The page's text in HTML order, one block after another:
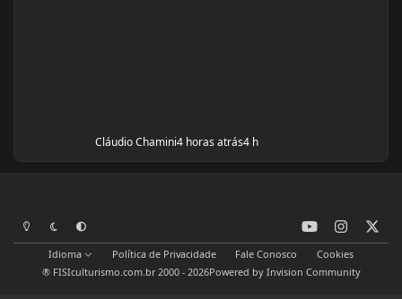
Cláudio Chamini4 horas atrás4 h
Modo ClaroModo EscuroPreferência do Sistema
o
u
n
s
Idioma Política de Privacidade Fale Conosco
Cookies
® FISIculturismo.com.br 2000 - 2026Powered by Invision Community